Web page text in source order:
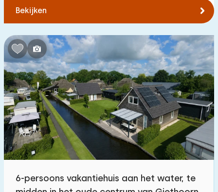
Kindvriendelijk
Kindermeubilair 22
Omheinde tuin 15
Speeltoestellen bij woning 10
Binnenzwembad 0
Buitenzwembad 1
Kinderanimatie 0
Bekijken
6-persoons vakantiehuis aan het water, te